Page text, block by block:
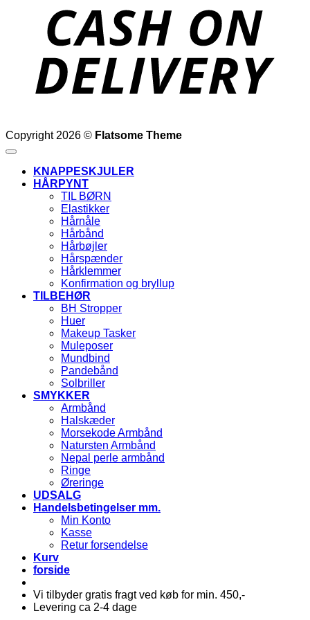
Copyright 2026 © Flatsome Theme
KNAPPESKJULER
HÅRPYNT
TIL BØRN
Elastikker
Hårnåle
Hårbånd
Hårbøjler
Hårspænder
Hårklemmer
Konfirmation og bryllup
TILBEHØR
BH Stropper
Huer
Makeup Tasker
Muleposer
Mundbind
Pandebånd
Solbriller
SMYKKER
Armbånd
Halskæder
Morsekode Armbånd
Natursten Armbånd
Nepal perle armbånd
Ringe
Øreringe
UDSALG
Handelsbetingelser mm.
Min Konto
Kasse
Retur forsendelse
Kurv
forside
Vi tilbyder gratis fragt ved køb for min. 450,-
Levering ca 2-4 dage